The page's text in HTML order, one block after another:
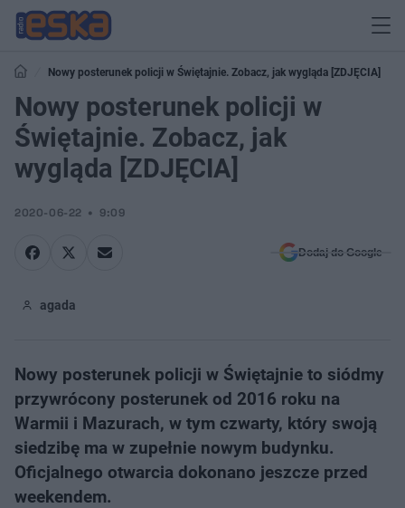
Nowy posterunek policji w Świętajnie. Zobacz, jak wygląda [ZDJĘCIA]
Nowy posterunek policji w
Świętajnie. Zobacz, jak
wygląda [ZDJĘCIA]
2020-06-22 9:09
Dodaj do Google
agada
Nowy posterunek policji w Świętajnie to siódmy
przywrócony posterunek od 2016 roku na
Warmii i Mazurach, w tym czwarty, który swoją
siedzibę ma w zupełnie nowym budynku.
Oficjalnego otwarcia dokonano jeszcze przed
weekendem.